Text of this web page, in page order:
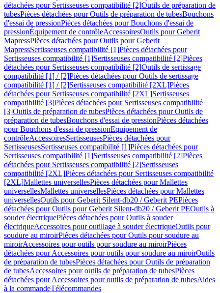
détachées pour Sertisseuses compatibilité [2]Outils de préparation de
tubesPièces détachées pour Outils de préparation de tubesBouchons
d'essai de pressionPièces détachées pour Bouchons d'essai de
pressionÉquipement de contrôleAccessoiresOutils pour Geberit
MapressPièces détachées pour Outils pour Geberit
MapressSertisseuses compatibilité [1]Pièces détachées pour
Sertisseuses compatibilité [1]Sertisseuses compatibilité [2]Pièces
détachées pour Sertisseuses compatibilité [2]Outils de sertissage
compatibilité [1] / [2]Pièces détachées pour Outils de sertissage
compatibilité [1] / [2]Sertisseuses compatibilité [2XL]Pièces
détachées pour Sertisseuses compatibilité [2XL]Sertisseuses
compatibilité [3]Pièces détachées pour Sertisseuses compatibilité
[3]Outils de préparation de tubesPièces détachées pour Outils de
préparation de tubesBouchons d'essai de pressionPièces détachées
pour Bouchons d'essai de pressionEquipement de
contrôleAccessoiresSertisseusesPièces détachées pour
SertisseusesSertisseuses compatibilité [1]Pièces détachées pour
Sertisseuses compatibilité [1]Sertisseuses compatibilité [2]Pièces
détachées pour Sertisseuses compatibilité [2]Sertisseuses
compatibilité [2XL]Pièces détachées pour Sertisseuses compatibilité
[2XL]Mallettes universellesPièces détachées pour Mallettes
universellesMallettes universellesPièces détachées pour Mallettes
universellesOutils pour Geberit Silent-db20 / Geberit PEPièces
détachées pour Outils pour Geberit Silent-db20 / Geberit PEOutils à
souder électriquePièces détachées pour Outils à souder
électriqueAccessoires pour outillage à souder électriqueOutils pour
soudure au miroirPièces détachées pour Outils pour soudure au
miroirAccessoires pour outils pour soudure au miroirPièces
détachées pour Accessoires pour outils pour soudure au miroirOutils
de préparation de tubesPièces détachées pour Outils de préparation
de tubesAccessoires pour outils de préparation de tubesPièces
détachées pour Accessoires pour outils de préparation de tubesAides
à la commandeTélécommandes